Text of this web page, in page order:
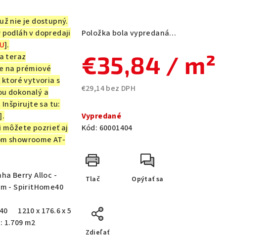
nie je dostupný.
podláh v dopredaji
].
teraz
na prémiové
ktoré vytvoria s
dokonalý a
sa tu:
].
môžete pozrieť aj
showroome AT-
Berry Alloc -
- SpiritHome40
1210 x 176.6 x 5
m2
Položka bola vypredaná…
€35,84 / m²
€29,14 bez DPH
cena:
Vypredané
Kód: 60001404
Tlač Opýtať sa
Zdieľať